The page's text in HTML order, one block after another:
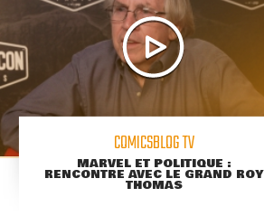
COMICSBLOG TV
MARVEL ET POLITIQUE :
RENCONTRE AVEC LE GRAND ROY
THOMAS